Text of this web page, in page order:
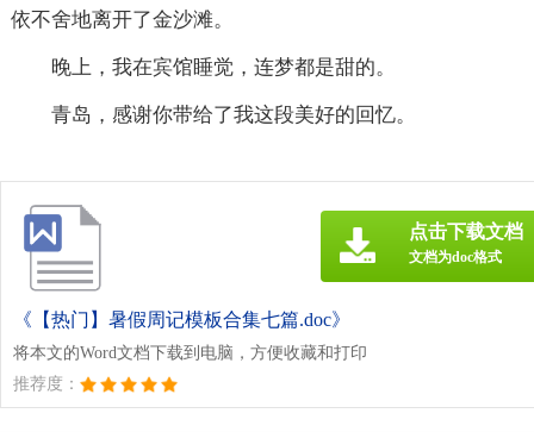
依不舍地离开了金沙滩。
晚上，我在宾馆睡觉，连梦都是甜的。
青岛，感谢你带给了我这段美好的回忆。
《【热门】暑假周记模板合集七篇.doc》
将本文的Word文档下载到电脑，方便收藏和打印
推荐度：
点击下载文档
文档为doc格式